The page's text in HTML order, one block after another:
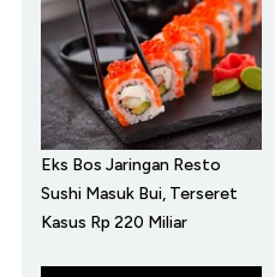
Eks Bos Jaringan Resto
Sushi Masuk Bui, Terseret
Kasus Rp 220 Miliar